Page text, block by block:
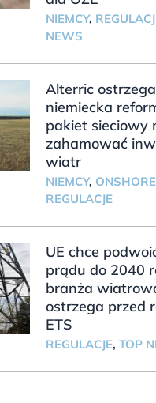
NIEMCY,
NEWS
Alterric
niemiecka
pakiet sieciowy
zahamować
wiatr
NIEMCY, ONSHORE
REGULACJE
UE chce
prądu do 2040
branża
ostrzega przed
ETS
REGULACJE, TOP